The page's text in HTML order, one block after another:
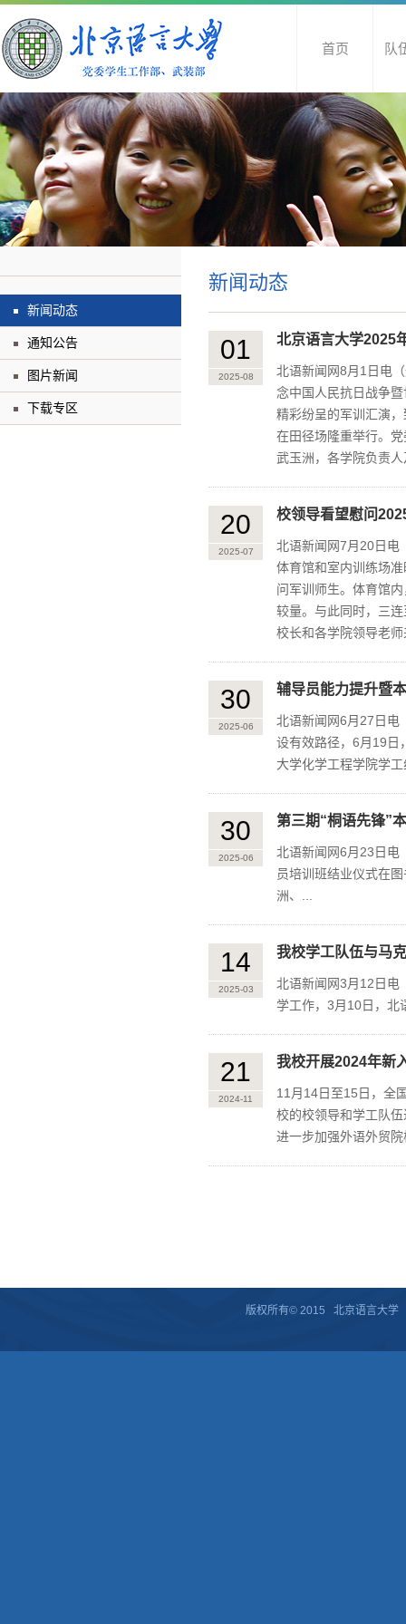
首页 队
新闻动态
通知公告
图片新闻
下载专区
新闻动态
01
2025-08
北京语言大学2025
北语新闻网8月1日电
念中国人民抗日战争
精彩纷呈的军训汇演
在田径场隆重举行。
武玉洲，各学院负责
20
2025-07
校领导看望慰问
北语新闻网7月20日电
体育馆和室内训练场
问军训师生。体育馆
较量。与此同时，三
校长和各学院领导老
30
2025-06
辅导员能力提升暨
北语新闻网6月27日电
设有效路径，6月19日
大学化学工程学院学
30
2025-06
第三期“桐语先锋”
北语新闻网6月23日电
员培训班结业仪式在
洲、...
14
2025-03
我校学工队伍与马
北语新闻网3月12日电
学工作，3月10日，北
21
2024-11
我校开展2024年新
11月14日至15日，全
校的校领导和学工队
进一步加强外语外贸
版权所有© 2015 北京语言大